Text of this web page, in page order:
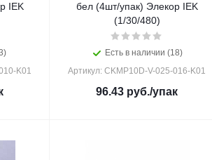
IEK
K01
бел (4шт/упак) Элекор IEK
(1/30/480)
Есть в наличии (18)
Артикул: CKMP10D-V-025-016-K01
96.43 руб./упак